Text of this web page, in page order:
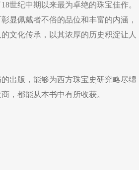
世纪中期以来最为卓绝的珠宝佳作。
显佩戴者不俗的品位和丰富的内涵，
文化传承，以其浓厚的历史积淀让人
出版，能够为西方珠宝史研究略尽绵
，都能从本书中有所收获。